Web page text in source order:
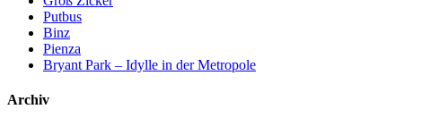
Putbus
Binz
Pienza
Bryant Park – Idylle in der Metropole
Archiv